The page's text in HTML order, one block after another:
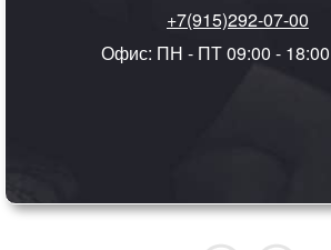
+7(915)292-07-00
Офис: ПН - ПТ 09:00 -